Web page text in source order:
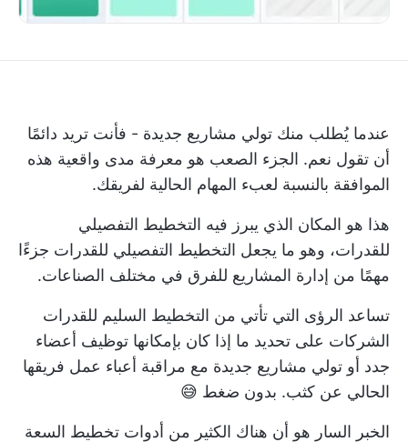
عندما يُطلب منك تولي مشاريع جديدة - فأنت تريد دائمًا
أن تقول نعم. الجزء الصعب هو معرفة مدى واقعية هذه
الموافقة بالنسبة لعبء المهام الحالية لفريقك.
هذا هو المكان الذي يبرز فيه التخطيط التفصيلي
للقدرات، وهو ما يجعل التخطيط التفصيلي للقدرات جزءًا
مهمًا من إدارة المشاريع للفرق في مختلف الصناعات.
تساعد الرؤى التي تأتي من التخطيط السليم للقدرات
الشركات على تحديد ما إذا كان بإمكانها توظيف أعضاء
جدد أو تولي مشاريع جديدة مع مراقبة أعباء عمل فريقها
الحالي عن كثب. بدون ضغط 😅
الخبر السار هو أن هناك الكثير من أدوات تخطيط السعة